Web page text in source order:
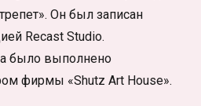
Он был записан
Recast Studio.
было выполнено
фирмы «Shutz Art House».
твоя жизнь была лишь